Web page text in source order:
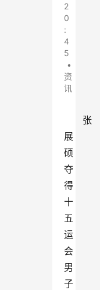
2
0
:
4
5
•
资
讯
张
展
硕
夺
得
十
五
运
会
男
子